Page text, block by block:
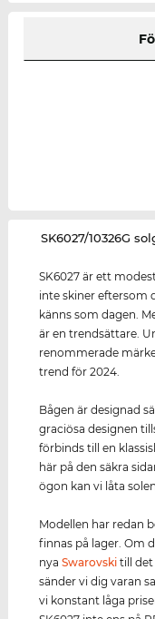
‌SK6027/10326G
SK6027 är ett
inte skiner eftersom
känns som dagen.
är en trendsättare.
renommerade
trend för 2024.
Bågen är designad
graciösa designen
förbinds till en
här på den säkra
ögon kan vi låta
Modellen har redan
finnas på lager. Om
nyaSwarovski till det
sänder vi dig varan
vi konstant låga